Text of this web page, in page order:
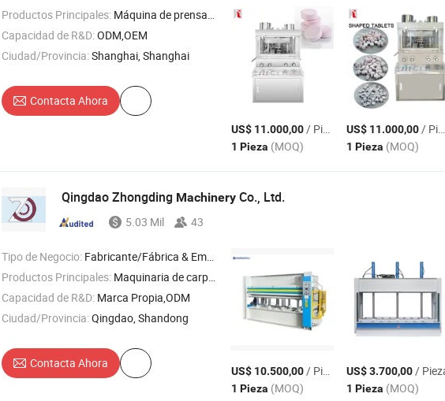
Productos Principales: Máquina de prensado de tabletas , máquina de empaquetado en blíster , máquina de llenado de cápsulas , máquina de llenado de ampollas , máquina de llenado de viales
Capacidad de R&D:ODM,OEM
Ciudad/Provincia:Shanghai, Shanghai
Contacta Ahora
US$ 11.000,00/ Pieza
1 Pieza (MOQ)
US$ 11.000,00/ Pieza
1 Pieza (MOQ)
Qingdao Zhongding Machinery Co., Ltd.
5.03 Mil 43
Tipo de Negocio: Fabricante/Fábrica & Empresa Comercial
Productos Principales: Maquinaria de carpintería
Capacidad de R&D: Marca Propia,ODM
Ciudad/Provincia:Qingdao, Shandong
Contacta Ahora
US$ 10.500,00/ Pieza
1 Pieza (MOQ)
US$ 3.700,00/
1 Pieza (MOQ)